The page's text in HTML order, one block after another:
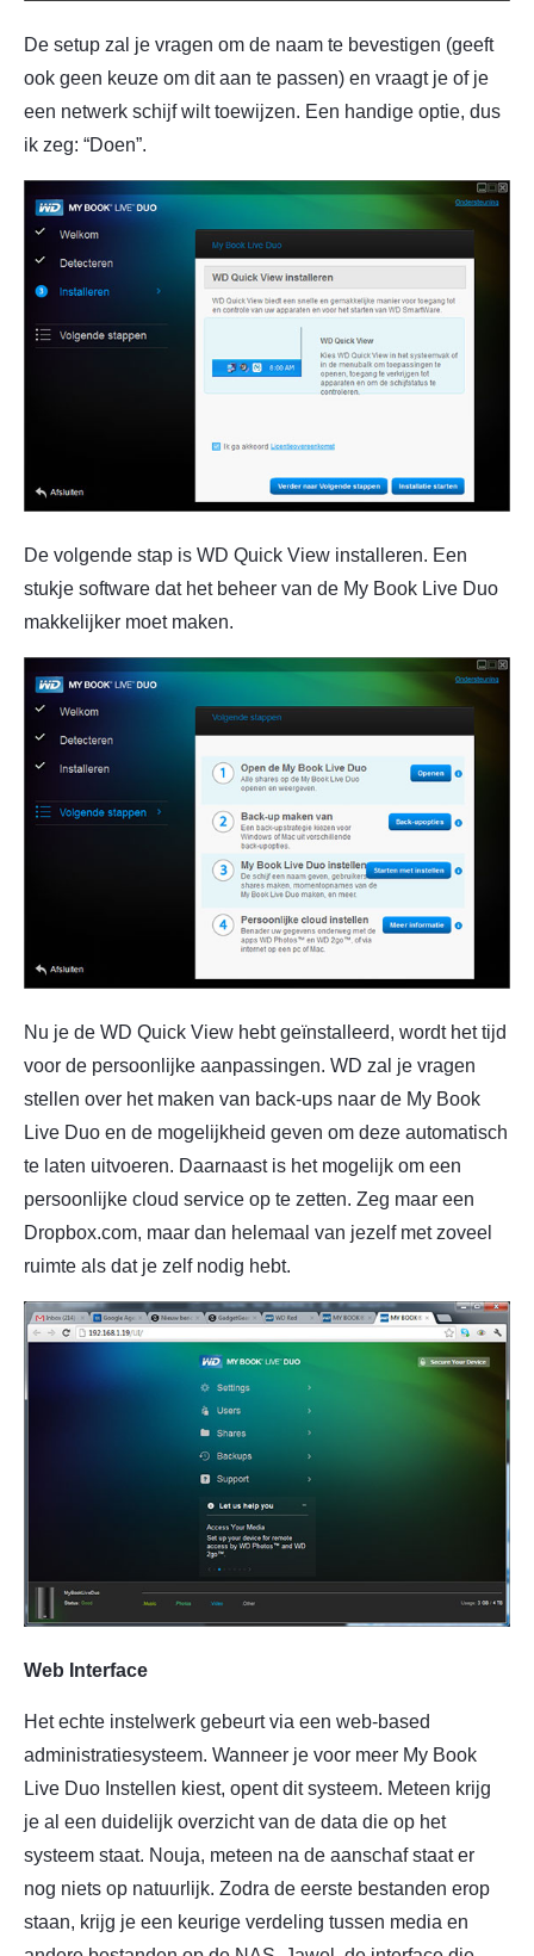
De setup zal je vragen om de naam te bevestigen (geeft
ook geen keuze om dit aan te passen) en vraagt je of je
een netwerk schijf wilt toewijzen. Een handige optie, dus
ik zeg: “Doen”.
De volgende stap is WD Quick View installeren. Een
stukje software dat het beheer van de My Book Live Duo
makkelijker moet maken.
Nu je de WD Quick View hebt geïnstalleerd, wordt het tijd
voor de persoonlijke aanpassingen. WD zal je vragen
stellen over het maken van back-ups naar de My Book
Live Duo en de mogelijkheid geven om deze automatisch
te laten uitvoeren. Daarnaast is het mogelijk om een
persoonlijke cloud service op te zetten. Zeg maar een
Dropbox.com, maar dan helemaal van jezelf met zoveel
ruimte als dat je zelf nodig hebt.
Web Interface
Het echte instelwerk gebeurt via een web-based
administratiesysteem. Wanneer je voor meer My Book
Live Duo Instellen kiest, opent dit systeem. Meteen krijg
je al een duidelijk overzicht van de data die op het
systeem staat. Nouja, meteen na de aanschaf staat er
nog niets op natuurlijk. Zodra de eerste bestanden erop
staan, krijg je een keurige verdeling tussen media en